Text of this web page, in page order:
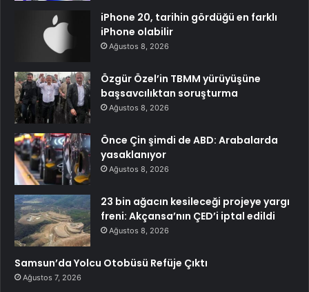
iPhone 20, tarihin gördüğü en farklı
iPhone olabilir
Ağustos 8, 2026
Özgür Özel’in TBMM yürüyüşüne
başsavcılıktan soruşturma
Ağustos 8, 2026
Önce Çin şimdi de ABD: Arabalarda
yasaklanıyor
Ağustos 8, 2026
23 bin ağacın kesileceği projeye yargı
freni: Akçansa’nın ÇED’i iptal edildi
Ağustos 8, 2026
Samsun’da Yolcu Otobüsü Refüje Çıktı
Ağustos 7, 2026